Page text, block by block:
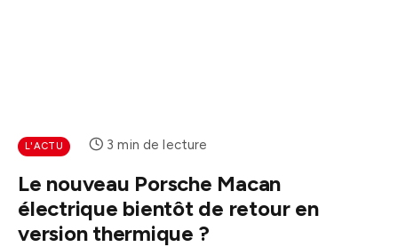
L'ACTU 3 min de lecture
Le nouveau Porsche Macan
électrique bientôt de retour en
version thermique ?